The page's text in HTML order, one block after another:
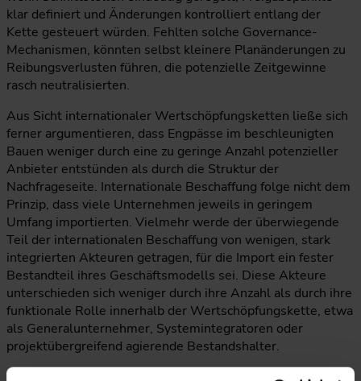
klar definiert und Änderungen kontrolliert entlang der
Kette gesteuert würden. Fehlten solche Governance-
Mechanismen, könnten selbst kleinere Planänderungen zu
Reibungsverlusten führen, die potenzielle Zeitgewinne
rasch neutralisierten.
Aus Sicht internationaler Wertschöpfungsketten ließe sich
ferner argumentieren, dass Engpässe im beschleunigten
Bauen weniger durch eine zu geringe Anzahl potenzieller
Anbieter entstünden als durch die Struktur der
Nachfrageseite. Internationale Beschaffung folge nicht dem
Prinzip, dass viele Unternehmen jeweils in geringem
Umfang importierten. Vielmehr werde der überwiegende
Teil der internationalen Beschaffung von wenigen, stark
integrierten Akteuren getragen, für die Import ein fester
Bestandteil ihres Geschäftsmodells sei. Diese Akteure
unterschieden sich weniger durch ihre Anzahl als durch ihre
funktionale Rolle innerhalb der Wertschöpfungskette, etwa
als Generalunternehmer, Systemintegratoren oder
projektübergreifend agierende Bestandshalter.
Solche Unternehmen verfügten typischerweise über